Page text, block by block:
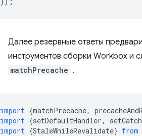
Далее резервные ответы
инструментов сборки Workbox и
matchPrecache .
import {matchPrecache,
import {setDefaultHandler,
import {StaleWhileRevalidate} from